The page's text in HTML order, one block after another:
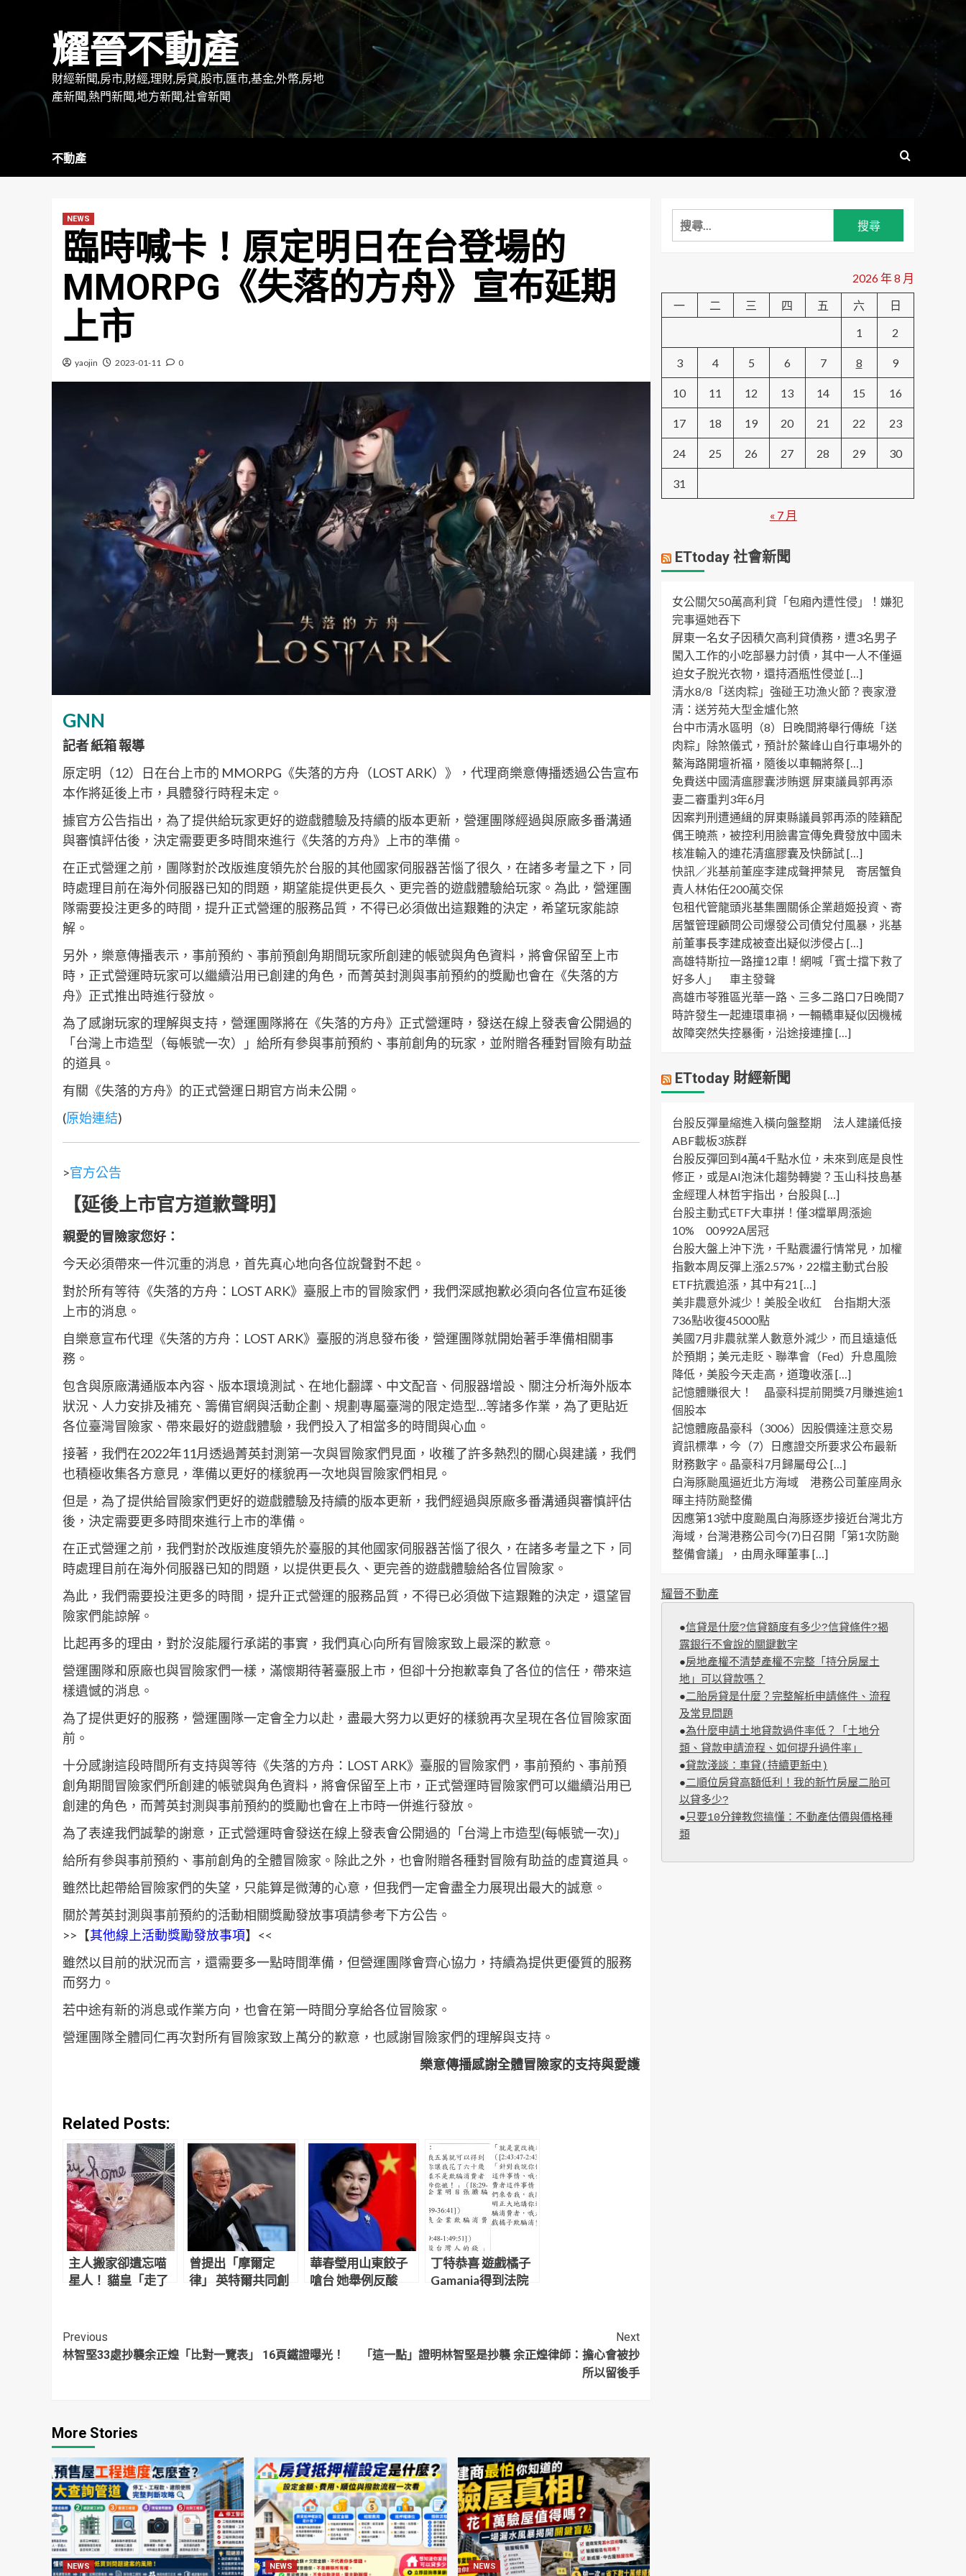
耀晉不動產
財經新聞,房市,財經,理財,房貸,股市,匯市,基金,外幣,房地
產新聞,熱門新聞,地方新聞,社會新聞
不動產
NEWS
臨時喊卡！原定明日在台登場的
MMORPG《失落的方舟》宣布延期
上市
yaojin 2023-01-11 0
GNN
記者 紙箱 報導
原定明（12）日在台上市的 MMORPG《失落的方舟（LOST ARK）》，代理商樂意傳播透過公告宣布
本作將延後上市，具體發行時程未定。
據官方公告指出，為了提供給玩家更好的遊戲體驗及持續的版本更新，營運團隊經過與原廠多番溝通
與審慎評估後，決定需要更多時間來進行《失落的方舟》上市的準備。
在正式營運之前，團隊對於改版進度領先於台服的其他國家伺服器苦惱了很久，在諸多考量之下，同
時處理目前在海外伺服器已知的問題，期望能提供更長久、更完善的遊戲體驗給玩家。為此，營運團
隊需要投注更多的時間，提升正式營運的服務品質，不得已必須做出這艱難的決定，希望玩家能諒
解。
另外，樂意傳播表示，事前預約、事前預創角期間玩家所創建的帳號與角色資料，將會保留至上市
時，正式營運時玩家可以繼續沿用已創建的角色，而菁英封測與事前預約的獎勵也會在《失落的方
舟》正式推出時進行發放。
為了感謝玩家的理解與支持，營運團隊將在《失落的方舟》正式營運時，發送在線上發表會公開過的
「台灣上市造型（每帳號一次）」給所有參與事前預約、事前創角的玩家，並附贈各種對冒險有助益
的道具。
有關《失落的方舟》的正式營運日期官方尚未公開。
(原始連結)
>官方公告
【延後上市官方道歉聲明】
親愛的冒險家您好：
今天必須帶來一件沉重的消息，首先真心地向各位說聲對不起。
對於所有等待《失落的方舟：LOST ARK》臺服上市的冒險家們，我們深感抱歉必須向各位宣布延後
上市的消息。
自樂意宣布代理《失落的方舟：LOST ARK》臺服的消息發布後，營運團隊就開始著手準備相關事
務。
包含與原廠溝通版本內容、版本環境測試、在地化翻譯、中文配音、伺服器增設、關注分析海外版本
狀況、人力安排及補充、籌備官網與活動企劃、規劃專屬臺灣的限定造型…等諸多作業，為了更貼近
各位臺灣冒險家、帶來最好的遊戲體驗，我們投入了相當多的時間與心血。
接著，我們在2022年11月透過菁英封測第一次與冒險家們見面，收穫了許多熱烈的關心與建議，我們
也積極收集各方意見，準備以更好的樣貌再一次地與冒險家們相見。
但是，為了提供給冒險家們更好的遊戲體驗及持續的版本更新，我們經過與原廠多番溝通與審慎評估
後，決定需要更多時間來進行上市的準備。
在正式營運之前，我們對於改版進度領先於臺服的其他國家伺服器苦惱了很久，在諸多考量之下，同
時處理目前在海外伺服器已知的問題，以提供更長久、更完善的遊戲體驗給各位冒險家。
為此，我們需要投注更多的時間，提升正式營運的服務品質，不得已必須做下這艱難的決定，還望冒
險家們能諒解。
比起再多的理由，對於沒能履行承諾的事實，我們真心向所有冒險家致上最深的歉意。
營運團隊和原廠也與冒險家們一樣，滿懷期待著臺服上市，但卻十分抱歉辜負了各位的信任，帶來這
樣遺憾的消息。
為了提供更好的服務，營運團隊一定會全力以赴，盡最大努力以更好的樣貌再次呈現在各位冒險家面
前。
十分感謝這段時間所有支持與等待《失落的方舟：LOST ARK》臺服的冒險家們，事前預約、事前預
創角期間冒險家們所創建的帳號與角色資料，將會保留至上市，正式營運時冒險家們可以繼續沿用已
創建的角色，而菁英封測與事前預約的獎勵也會在上市時一併進行發放。
為了表達我們誠摯的謝意，正式營運時會發送在線上發表會公開過的「台灣上市造型(每帳號一次)」
給所有參與事前預約、事前創角的全體冒險家。除此之外，也會附贈各種對冒險有助益的虛寶道具。
雖然比起帶給冒險家們的失望，只能算是微薄的心意，但我們一定會盡全力展現出最大的誠意。
關於菁英封測與事前預約的活動相關獎勵發放事項請參考下方公告。
>>【其他線上活動獎勵發放事項】<<
雖然以目前的狀況而言，還需要多一點時間準備，但營運團隊會齊心協力，持續為提供更優質的服務
而努力。
若中途有新的消息或作業方向，也會在第一時間分享給各位冒險家。
營運團隊全體同仁再次對所有冒險家致上萬分的歉意，也感謝冒險家們的理解與支持。
樂意傳播感謝全體冒險家的支持與愛護
Related Posts:
主人搬家卻遺忘喵
星人！ 貓皇「走了
拋下偶試試！
曾提出「摩爾定
律」 英特爾共同創
華春瑩用山東餃子
嗆台 她舉例反酸
丁特恭喜 遊戲橘子
Gamania得到法院
Continue
Reading
Previous
林智堅33處抄襲余正煌「比對一覽表」 16頁鐵證曝光！
Next
「這一點」證明林智堅是抄襲 余正煌律師：擔心會被抄
所以留後手
More Stories
NEWS NEWS NEWS
搜
尋
字:
2026 年 8 月
一
二 三 四 五 六
日
1
2
3 4 5 6 7 8 9
10 11 12 13 14 15 16
17 18 19 20 21 22 23
24 25 26 27 28 29 30
31
« 7 月
ETtoday 社會新聞
女公關欠50萬高利貸「包廂內遭性侵」！嫌犯
完事逼她吞下
屏東一名女子因積欠高利貸債務，遭3名男子
闖入工作的小吃部暴力討債，其中一人不僅逼
迫女子脫光衣物，還持酒瓶性侵並 […]
清水8/8「送肉粽」強碰王功漁火節？喪家澄
清：送芳苑大型金爐化煞
台中市清水區明（8）日晚間將舉行傳統「送
肉粽」除煞儀式，預計於鰲峰山自行車場外的
鰲海路開壇祈福，隨後以車輛將祭 […]
免費送中國清瘟膠囊涉賄選 屏東議員郭再添
妻二審重判3年6月
因案判刑遭通緝的屏東縣議員郭再添的陸籍配
偶王曉燕，被控利用臉書宣傳免費發放中國未
核准輸入的連花清瘟膠囊及快篩試 […]
快訊／兆基前董座李建成聲押禁見 寄居蟹負
責人林佑任200萬交保
包租代管龍頭兆基集團關係企業趙姬投資、寄
居蟹管理顧問公司爆發公司債兌付風暴，兆基
前董事長李建成被查出疑似涉侵占 […]
高雄特斯拉一路撞12車！網喊「賓士擋下救了
好多人」 車主發聲
高雄市苓雅區光華一路、三多二路口7日晚間7
時許發生一起連環車禍，一輛轎車疑似因機械
故障突然失控暴衝，沿途接連撞 […]
ETtoday 財經新聞
台股反彈量縮進入橫向盤整期 法人建議低接
ABF載板3族群
台股反彈回到4萬4千點水位，未來到底是良性
修正，或是AI泡沫化趨勢轉變？玉山科技島基
金經理人林哲宇指出，台股與 […]
台股主動式ETF大車拼！僅3檔單周漲逾
10% 00992A居冠
台股大盤上沖下洗，千點震盪行情常見，加權
指數本周反彈上漲2.57%，22檔主動式台股
ETF抗震追漲，其中有21 […]
美非農意外減少！美股全收紅 台指期大漲
736點收復45000點
美國7月非農就業人數意外減少，而且遠遠低
於預期；美元走貶、聯準會（Fed）升息風險
降低，美股今天走高，道瓊收漲 […]
記憶體賺很大！ 晶豪科提前開獎7月賺進逾1
個股本
記憶體廠晶豪科（3006）因股價達注意交易
資訊標準，今（7）日應證交所要求公布最新
財務數字。晶豪科7月歸屬母公 […]
白海豚颱風逼近北方海域 港務公司董座周永
暉主持防颱整備
因應第13號中度颱風白海豚逐步接近台灣北方
海域，台灣港務公司今(7)日召開「第1次防颱
整備會議」，由周永暉董事 […]
耀晉不動產
●信貸是什麼?信貸額度有多少?信貸條件?揭
露銀行不會說的關鍵數字
●房地產權不清楚產權不完整「持分房屋土
地」可以貸款嗎？
●二胎房貸是什麼？完整解析申請條件、流程
及常見問題
●為什麼申請土地貸款過件率低？「土地分
類、貸款申請流程、如何提升過件率」
●貸款淺談：車貸(持續更新中)
●二順位房貸高額低利！我的新竹房屋二胎可
以貸多少?
●只要10分鐘教您搞懂：不動產估價與價格種
類